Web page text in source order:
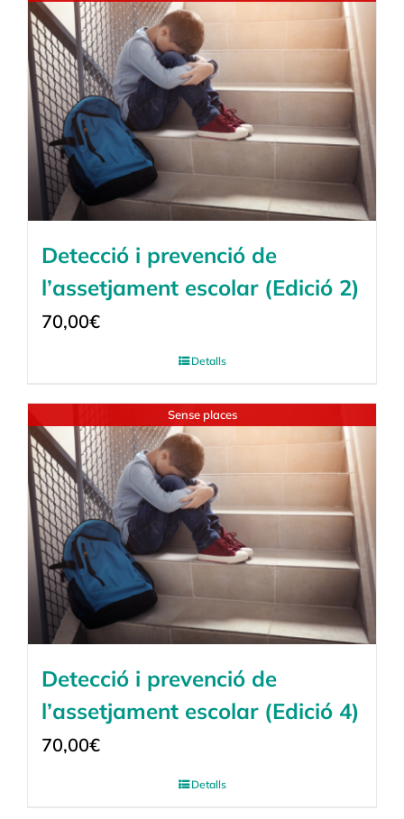
Detecció i prevenció de
l’assetjament escolar (Edició 2)
70,00€
Detalls
Sense places
Detecció i prevenció de
l’assetjament escolar (Edició 4)
70,00€
Detalls